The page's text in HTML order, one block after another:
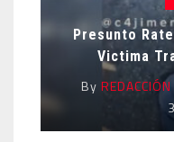
Presunto
Victima
By